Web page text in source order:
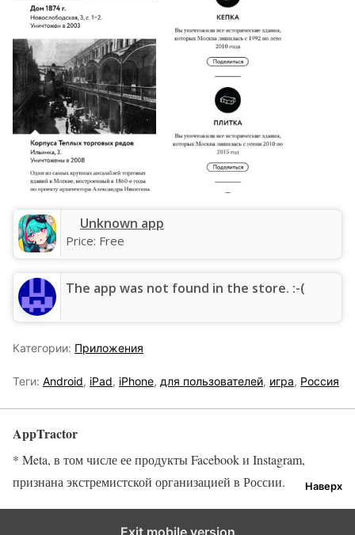
Unknown app
Price: Free
The app was not found in the store. :-(
Категории: Приложения
Теги: Android, iPad, iPhone, для пользователей, игра, Россия
AppTractor
Наверх
* Meta, в том числе ее продукты Facebook и Instagram,
признана экстремистской организацией в России.
Exit mobile version